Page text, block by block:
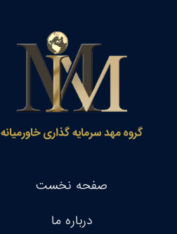
گروه مهد سرمایه گذاری خاورمیانه
صفحه نخست
درباره ما